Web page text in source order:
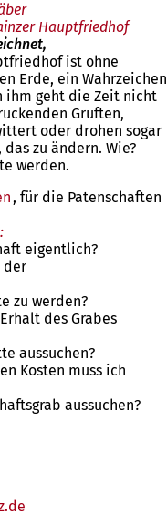
Hauptfriedhof
ist ohne
Erde, ein Wahrzeichen
ihm geht die Zeit nicht
Gruften,
oder drohen sogar
zu ändern. Wie?
werden.
, für die Patenschaften
eigentlich?
der
zu werden?
des Grabes
aussuchen?
Kosten muss ich
aussuchen?
de